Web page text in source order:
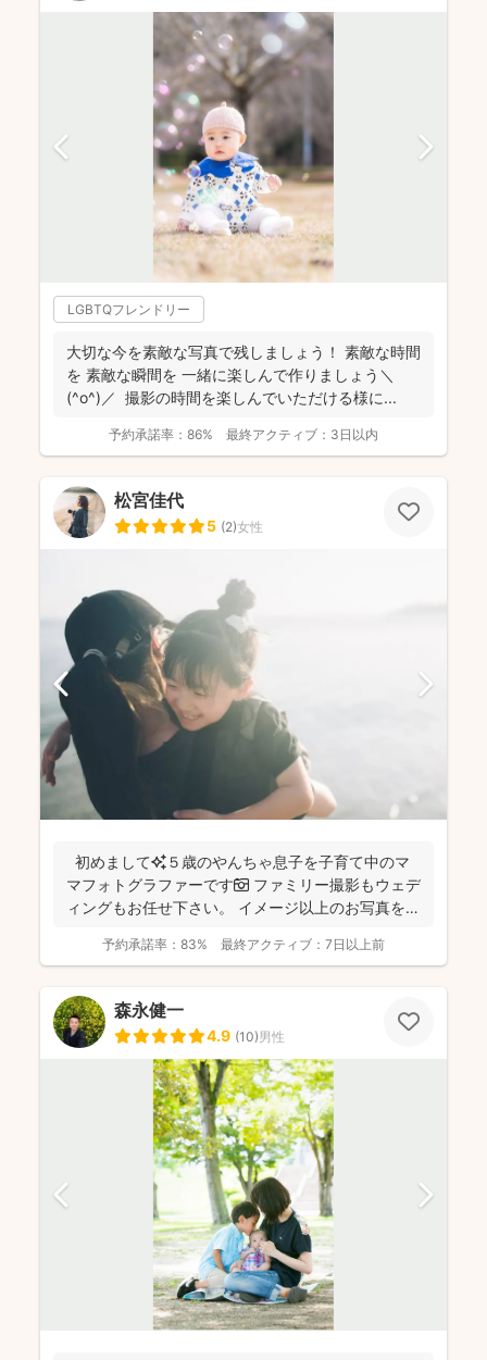
LGBTQフレンドリー
大切な今を素敵な写真で残しましょう！ 素敵な時間
を 素敵な瞬間を 一緒に楽しんで作りましょう＼
(^o^)／ 撮影の時間を楽しんでいただける様に...
予約承諾率： 86% 最終アクティブ： 3日以内
松宮佳代
5 (2)女性
初めまして✨５歳のやんちゃ息子を子育て中のマ
マフォトグラファーです📷 ファミリー撮影もウェデ
ィングもお任せ下さい。 イメージ以上のお写真をお
予約承諾率： 83% 最終アクティブ： 7日以上前
森永健一
4.9 (10)男性